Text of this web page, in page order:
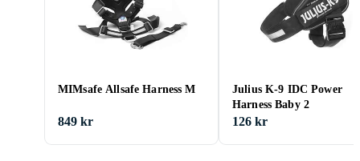
MIMsafe Allsafe Harness M
849 kr
Julius K-9 IDC Power
Harness Baby 2
126 kr